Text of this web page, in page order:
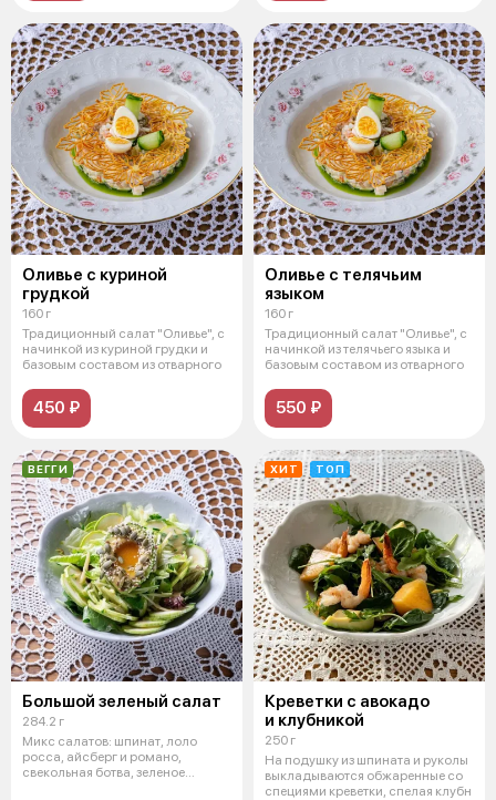
Оливье с куриной
грудкой
160 г
Традиционный салат "Оливье", с
начинкой из куриной грудки и
базовым составом из отварного
450 ₽
Оливье с телячьим
языком
160 г
Традиционный салат "Оливье", с
начинкой из телячьего языка и
базовым составом из отварного
550 ₽
ВЕГГИ
Большой зеленый салат
284.2 г
Микс салатов: шпинат, лоло
росса, айсберг и романо,
свекольная ботва, зеленое
ХИТ ТОП
Креветки с авокадо
и клубникой
250 г
На подушку из шпината и руколы
выкладываются обжаренные со
специями креветки, спелая клубн